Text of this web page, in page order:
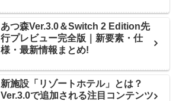
あつ森Ver.3.0＆Switch 2 Edition先
行プレビュー完全版｜新要素・仕
様・最新情報まとめ!
新施設「リゾートホテル」とは？
Ver.3.0で追加される注目コンテンツ